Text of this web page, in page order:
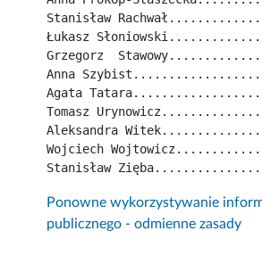
Stanisław
Łukasz
Grzegorz
Anna
Agata
Tomasz
Aleksandra
Wojciech
Stanisław
Ponowne wykorzystywanie
publicznego - odmienne zasady